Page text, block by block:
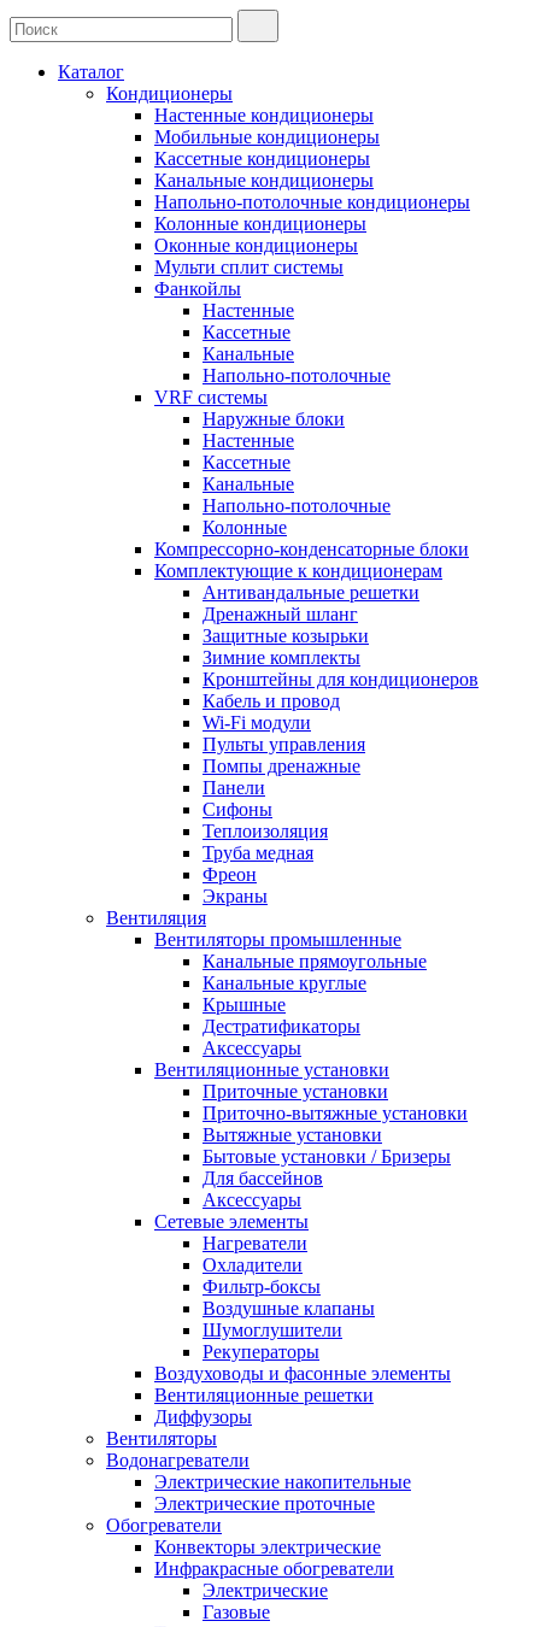
Каталог
Кондиционеры
Настенные кондиционеры
Мобильные кондиционеры
Кассетные кондиционеры
Канальные кондиционеры
Напольно-потолочные кондиционеры
Колонные кондиционеры
Оконные кондиционеры
Мульти сплит системы
Фанкойлы
Настенные
Кассетные
Канальные
Напольно-потолочные
VRF системы
Наружные блоки
Настенные
Кассетные
Канальные
Напольно-потолочные
Колонные
Компрессорно-конденсаторные блоки
Комплектующие к кондиционерам
Антивандальные решетки
Дренажный шланг
Защитные козырьки
Зимние комплекты
Кронштейны для кондиционеров
Кабель и провод
Wi-Fi модули
Пульты управления
Помпы дренажные
Панели
Сифоны
Теплоизоляция
Труба медная
Фреон
Экраны
Вентиляция
Вентиляторы промышленные
Канальные прямоугольные
Канальные круглые
Крышные
Дестратификаторы
Аксессуары
Вентиляционные установки
Приточные установки
Приточно-вытяжные установки
Вытяжные установки
Бытовые установки / Бризеры
Для бассейнов
Аксессуары
Сетевые элементы
Нагреватели
Охладители
Фильтр-боксы
Воздушные клапаны
Шумоглушители
Рекуператоры
Воздуховоды и фасонные элементы
Вентиляционные решетки
Диффузоры
Вентиляторы
Водонагреватели
Электрические накопительные
Электрические проточные
Обогреватели
Конвекторы электрические
Инфракрасные обогреватели
Электрические
Газовые